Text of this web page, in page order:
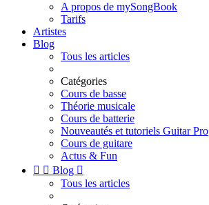
A propos de mySongBook
Tarifs
Artistes
Blog
Tous les articles
Catégories
Cours de basse
Théorie musicale
Cours de batterie
Nouveautés et tutoriels Guitar Pro
Cours de guitare
Actus & Fun
  Blog 
Tous les articles